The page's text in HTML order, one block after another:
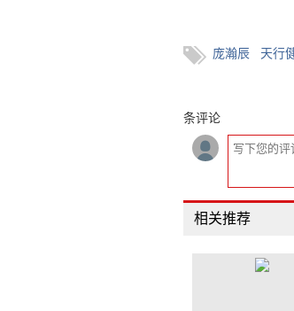
庞瀚辰 天行
条评论
相关推荐